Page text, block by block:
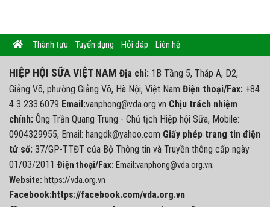
Thành tựu Tuyển dụng Hỏi đáp Liên hệ
HIỆP HỘI SỮA VIỆT NAM Địa chỉ: 1B Tầng 5, Tháp A, D2,
Giảng Võ, phường Giảng Võ, Hà Nội, Việt Nam Điện thoại/Fax: +84
4 3 233.6079 Email:vanphong@vda.org.vn Chịu trách nhiệm
chính: Ông Trần Quang Trung - Chủ tịch Hiệp hội Sữa, Mobile:
0904329955, Email: hangdk@yahoo.com Giấy phép trang tin điện
tử số: 37/GP-TTĐT của Bộ Thông tin và Truyền thông cấp ngày
01/03/2011 Điện thoại/Fax: Email:vanphong@vda.org.vn;
Website: https://vda.org.vn
Facebook:https://facebook.com/vda.org.vn